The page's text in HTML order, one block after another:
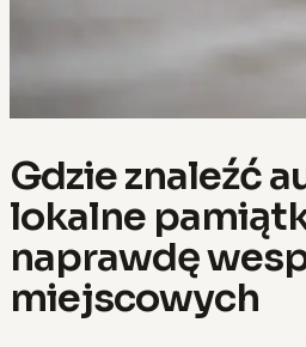
Gdzie znaleźć
lokalne
naprawdę
miejscowych